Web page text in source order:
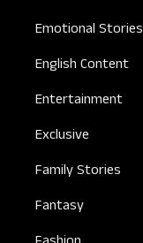
Emotional Stories
English Content
Entertainment
Exclusive
Family Stories
Fantasy